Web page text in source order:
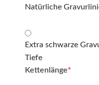
Natürliche
Extra schwarze
Tiefe
*
Kettenlänge